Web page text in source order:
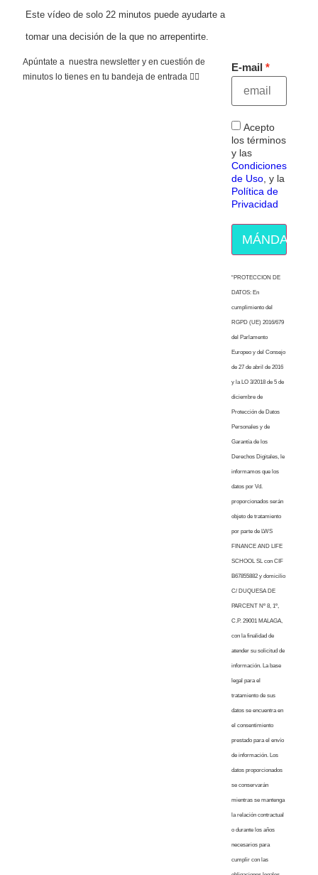
Este vídeo de solo 22 minutos puede ayudarte a
tomar una decisión de la que no arrepentirte.
Apúntate a nuestra newsletter y en cuestión de
minutos lo tienes en tu bandeja de entrada 👇🏻
E-mail
Acepto
los términos
y las
Condiciones
de Uso, y la
Política de
Privacidad
MÁNDAME
“PROTECCION DE
DATOS: En
cumplimiento del
RGPD (UE) 2016/679
del Parlamento
Europeo y del Consejo
de 27 de abril de 2016
y la LO 3/2018 de 5 de
diciembre de
Protección de Datos
Personales y de
Garantía de los
Derechos Digitales, le
informamos que los
datos por Vd.
proporcionados serán
objeto de tratamiento
por parte de LWS
FINANCE AND LIFE
SCHOOL SL con CIF
B67855882 y domicilio
C/ DUQUESA DE
PARCENT Nº 8, 1º,
C.P. 29001 MALAGA,
con la finalidad de
atender su solicitud de
información. La base
legal para el
tratamiento de sus
datos se encuentra en
el consentimiento
prestado para el envío
de información. Los
datos proporcionados
se conservarán
mientras se mantenga
la relación contractual
o durante los años
necesarios para
cumplir con las